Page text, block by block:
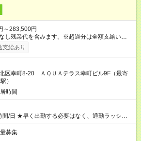
～283,500円
し残業代を含みます。※超過分は全額支給いたし
残業代 34,125円 ～ 40,500円／月 みなし残業時
月 ※社会保険・交通費支給は入社時から適用され
遇に大きな変更はありません。 ※試用期間（最
は一律月給30万円となります。 ＜報奨金制
アリングし、商談機会をつくった案件で専任ス
獲得すれば、その件数に応じて報奨金を支給！
分だけしっかり評価する！頑張り損がないとこ
ら固定給にプラス
～40万円】を支給！ ◎月4件の契約で月収100万
】！ ◎1年目の平均月収は【30万～40万円】と
支給あり
区幸町8-20 ＡＱＵＡテラス幸町ビル9F（最寄
）
時間
間/日 ★早く出勤する必要はなく、通勤ラッシュ
帰の徹底を全支店で行っていますので、現地で
後は会社へ戻らずお家へ直行です！ 〈１日の
募集